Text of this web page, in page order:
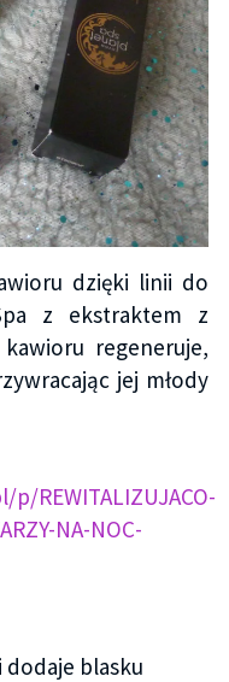
dzięki linii do
z ekstraktem z
regeneruje,
jej młody
REWITALIZUJACO-
NA-NOC-
dodaje blasku